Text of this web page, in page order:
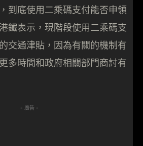
到底使用二乘碼支付能否申領
鐵表示，現階段使用二乘碼支
交通津貼，因為有關的機制有
多時間和政府相關部門商討有
- 廣告 -